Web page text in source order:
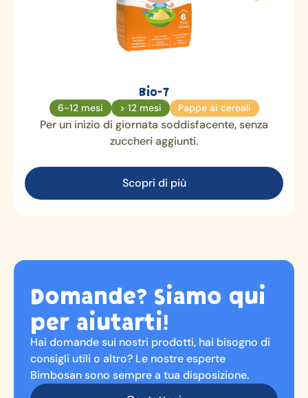
Bio-7
6-12 mesi > 12 mesi Pappe ai cereali
Per un inizio di giornata soddisfacente, senza
zuccheri aggiunti.
Scopri di più
Domande? Siamo qui
per aiutarti!
Hai domande sui nostri prodotti, hai bisogno di
consigli utili o altro? Le nostre esperte
Bimbosan sono sempre a tua disposizione.